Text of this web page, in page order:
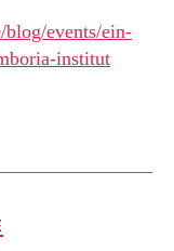
events/ein-
institut